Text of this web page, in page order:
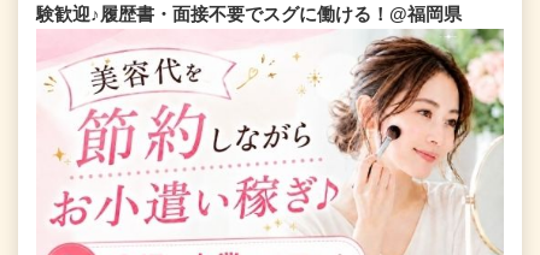
験歓迎♪履歴書・面接不要でスグに働ける！@福岡県